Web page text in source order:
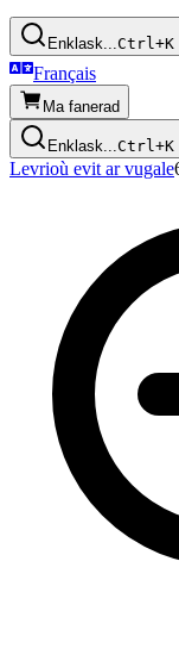
Enklask...Ctrl+K
Français
Ma fanerad
Enklask...Ctrl+K
Levrioù evit ar vugale